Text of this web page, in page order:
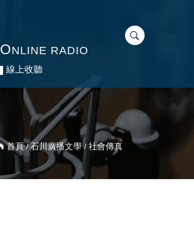
ONLINE RADIO
線上收聽
ONLINE RADIO
線上收聽
首頁 / 石川廣播文學 /社會傳真